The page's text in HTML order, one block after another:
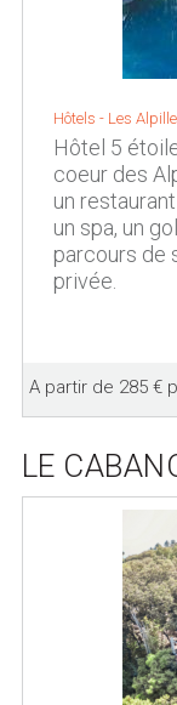
Hôtels - Les
Hôtel 5
coeur des
un
un spa, un
parcours de
privée.
A partir de 285 €
LE